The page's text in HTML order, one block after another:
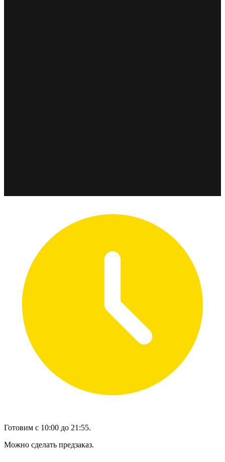
Готовим с 10:00 до 21:55.
Можно сделать предзаказ.